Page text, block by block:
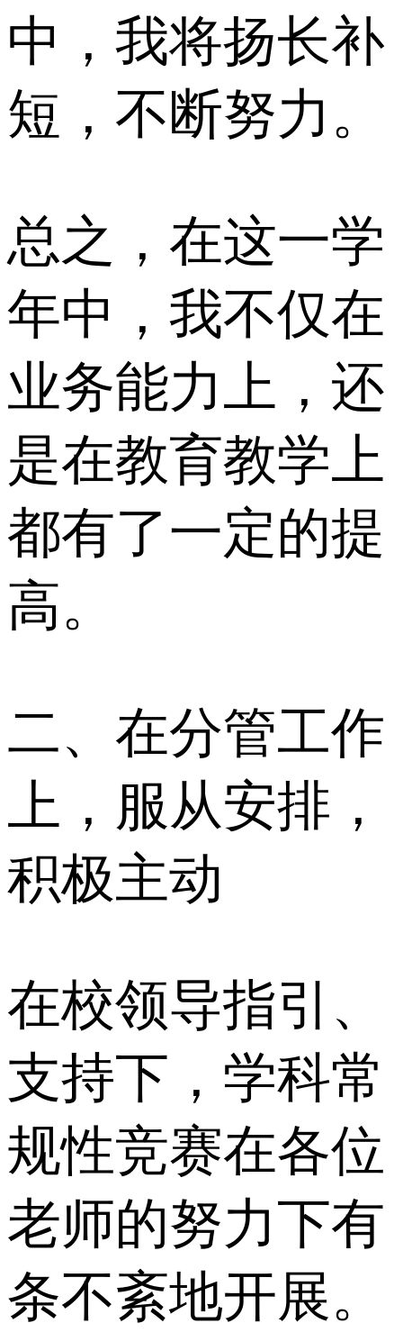
中，我将扬长补
短，不断努力。
总之，在这一学
年中，我不仅在
业务能力上，还
是在教育教学上
都有了一定的提
高。
二、在分管工作
上，服从安排，
积极主动
在校领导指引、
支持下，学科常
规性竞赛在各位
老师的努力下有
条不紊地开展。